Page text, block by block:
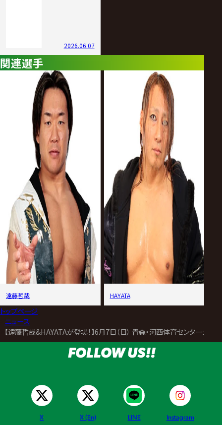
2026.06.07
関連選手
遠藤哲哉 HAYATA
トップページ
ニュース
【遠藤哲哉&HAYATAが登場！】6月7日（日） 青森・河西体育センター大
FOLLOW US!!
X X (En) LINE Instagram